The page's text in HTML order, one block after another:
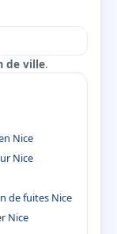
de ville.
Nice
Nice
de fuites Nice
Nice